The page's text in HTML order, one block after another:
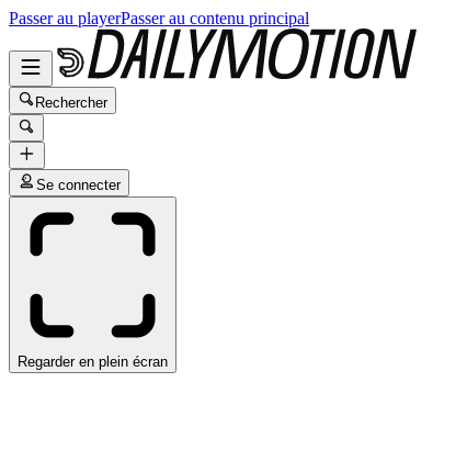
Passer au playerPasser au contenu principal
Rechercher
Se connecter
Regarder en plein écran